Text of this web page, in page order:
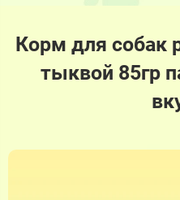
Корм для собак
тыквой 85гр